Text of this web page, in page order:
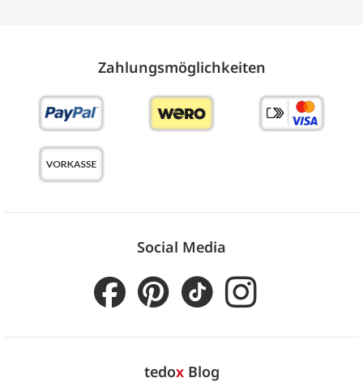
Zahlungs­möglich­keiten
Social Media
tedoxBlog